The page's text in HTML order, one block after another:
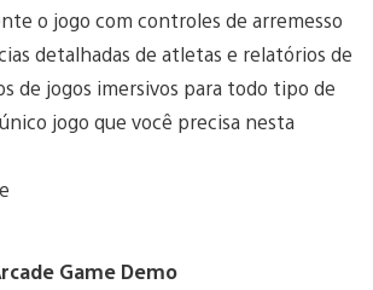
o jogo com controles de arremesso
detalhadas de atletas e relatórios de
de jogos imersivos para todo tipo de
jogo que você precisa nesta
Game Demo